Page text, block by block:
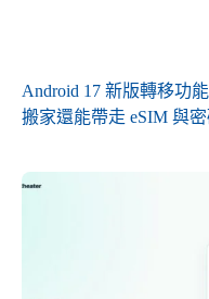
Android 17 新版轉移功
搬家還能帶走 eSIM 與